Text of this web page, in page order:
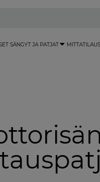
SÄNGYT JA PATJAT